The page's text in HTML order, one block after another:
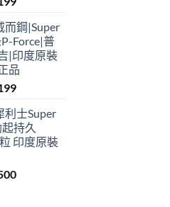
$399
through
$2199
而鋼|Super
Force|普
|印度原裝
品
Price
$399
through
$2199
利士Super
持久
印度原裝
Price